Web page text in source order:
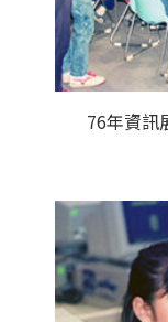
76年資訊